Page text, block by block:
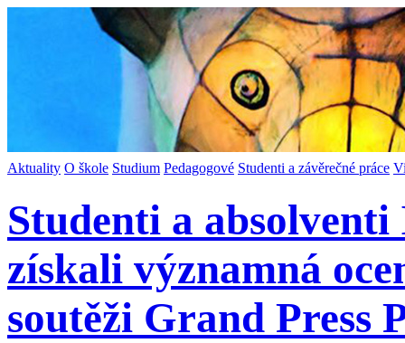
Aktuality O škole Studium Pedagogové Studenti a závěrečné práce
Studenti a
získali významná
soutěži Grand Press